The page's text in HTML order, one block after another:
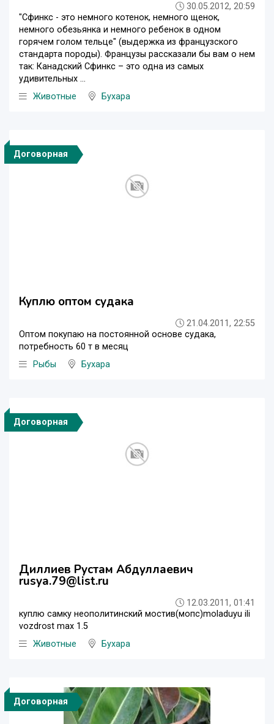
30.05.2012, 20:59
"Сфинкс - это немного котенок, немного щенок,
немного обезьянка и немного ребенок в одном
горячем голом тельце" (выдержка из французского
стандарта породы). Французы рассказали бы вам о нем
так: Канадский Сфинкс – это одна из самых
удивительных ...
Животные
Бухара
Договорная
Куплю оптом судака
21.04.2011, 22:55
Оптом покупаю на постоянной основе судака,
потребность 60 т в месяц
Рыбы
Бухара
Договорная
Диллиев Рустам Абдуллаевич
rusya.79@list.ru
12.03.2011, 01:41
куплю самку неополитинский мостив(мопс)moladuyu ili
vozdrost max 1.5
Животные
Бухара
Договорная